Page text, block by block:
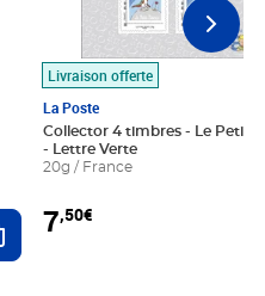
Ajouter au panier
Livraison offerte
La Poste
Collector 4 timbres - Le Petit
- Lettre Verte
20g / France
7,50€